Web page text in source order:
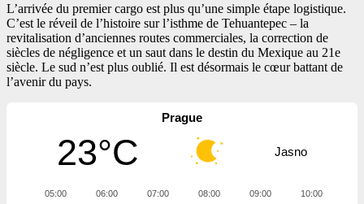
L’arrivée du premier cargo est plus qu’une simple étape logistique.
C’est le réveil de l’histoire sur l’isthme de Tehuantepec – la
revitalisation d’anciennes routes commerciales, la correction de
siècles de négligence et un saut dans le destin du Mexique au 21e
siècle. Le sud n’est plus oublié. Il est désormais le cœur battant de
l’avenir du pays.
Prague
23°C Jasno
05:00 06:00 07:00 08:00 09:00 10:00